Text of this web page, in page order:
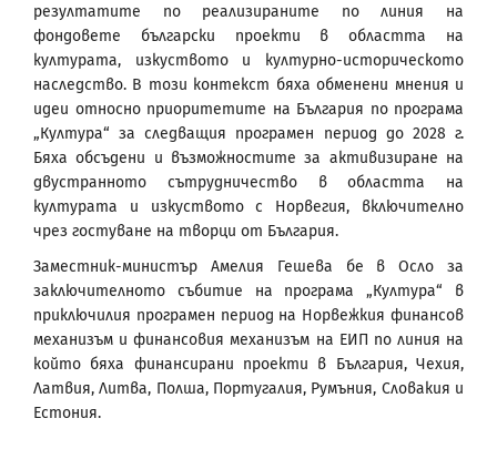
резултатите по реализираните по линия на
фондовете български проекти в областта на
културата, изкуството и културно-историческото
наследство. В този контекст бяха обменени мнения и
идеи относно приоритетите на България по програма
„Култура“ за следващия програмен период до 2028 г.
Бяха обсъдени и възможностите за активизиране на
двустранното сътрудничество в областта на
културата и изкуството с Норвегия, включително
чрез гостуване на творци от България.
Заместник-министър Амелия Гешева бе в Осло за
заключителното събитие на програма „Култура“ в
приключилия програмен период на Норвежкия финансов
механизъм и финансовия механизъм на ЕИП по линия на
който бяха финансирани проекти в България, Чехия,
Латвия, Литва, Полша, Португалия, Румъния, Словакия и
Естония.